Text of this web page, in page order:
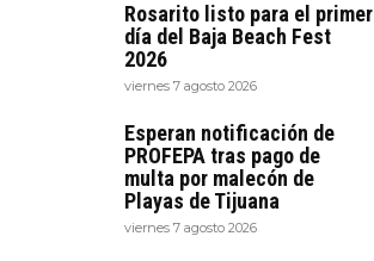
Rosarito listo para el primer
día del Baja Beach Fest
2026
viernes 7 agosto 2026
Esperan notificación de
PROFEPA tras pago de
multa por malecón de
Playas de Tijuana
viernes 7 agosto 2026